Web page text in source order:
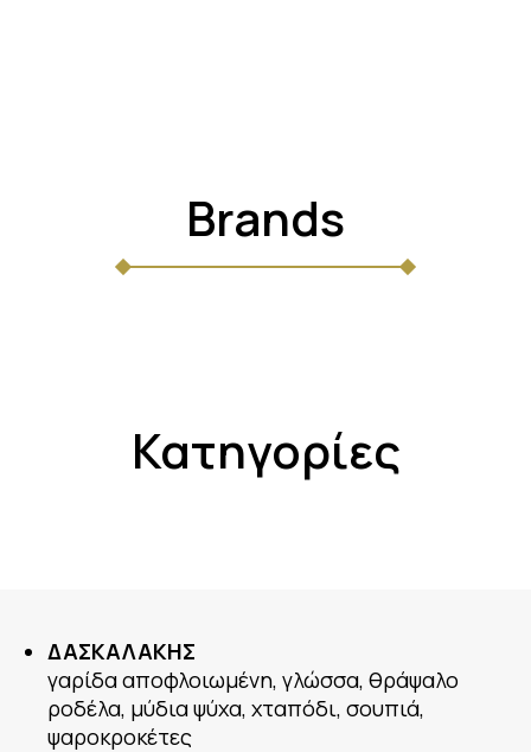
Brands
Κατηγορίες
ΔΑΣΚΑΛΑΚΗΣ
γαρίδα αποφλοιωμένη, γλώσσα, θράψαλο
ροδέλα, μύδια ψύχα, χταπόδι, σουπιά,
ψαροκροκέτες